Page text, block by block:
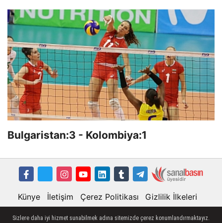
Bulgaristan:3 - Kolombiya:1
Künye İletişim Çerez Politikası Gizlilik İlkeleri
Sizlere daha iyi hizmet sunabilmek adına sitemizde çerez konumlandırmaktayız.